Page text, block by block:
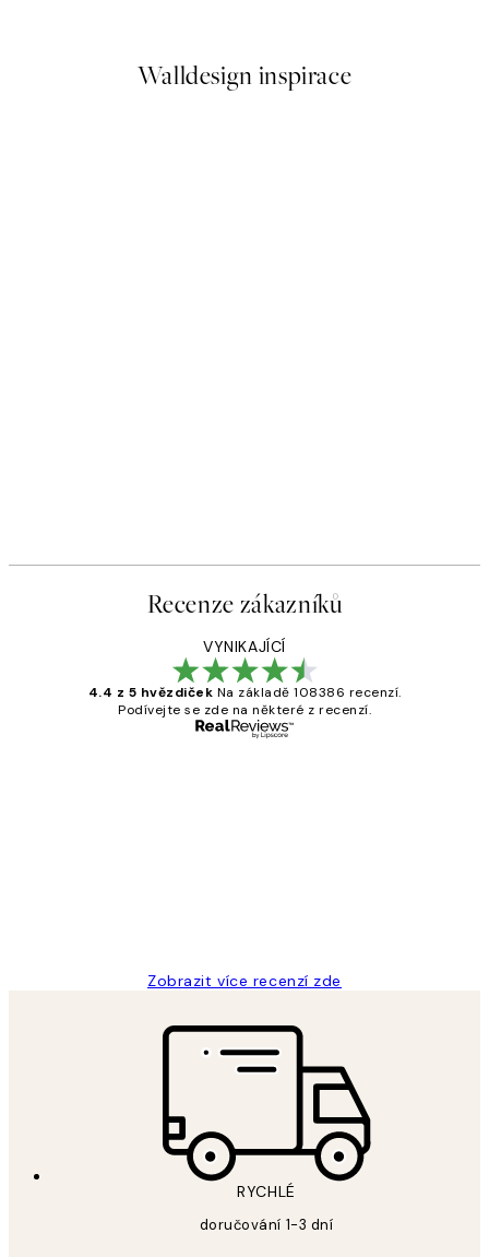
Walldesign inspirace
Recenze zákazníků
VYNIKAJÍCÍ
4.4 z 5 hvězdiček Na základě 108386 recenzí.
Podívejte se zde na některé z recenzí.
Zobrazit více recenzí zde
RYCHLÉ
doručování 1-3 dní